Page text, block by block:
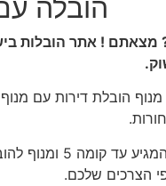
הובלה
! אתר הובלות
מנוף הובלת דירות עם
הצרכים שלכם.